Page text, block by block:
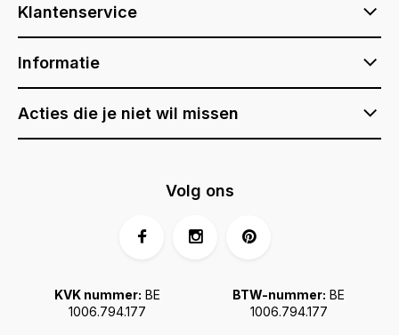
Klantenservice
Informatie
Acties die je niet wil missen
KVK nummer: BE
1006.794.177
BTW-nummer: BE
1006.794.177
Volg ons